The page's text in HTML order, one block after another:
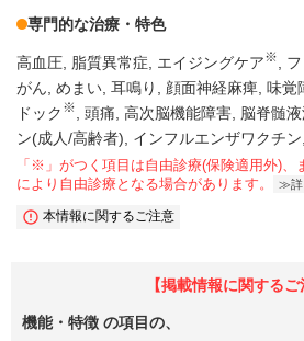
専門的な治療・特色
高血圧 脂質異常症 エイジングケア※
がん めまい 耳鳴り 顔面神経麻痺 味覚
ドック ※ 頭痛 高次脳機能障害 脳脊髄
ン(成人/高齢者)
インフルエンザワクチン
「※」がつく項目は自由診療(保険適用外)、
により自由診療となる場合があります。
本情報に関するご注意
【掲載情報に関するご
機能・特徴 の項目の、